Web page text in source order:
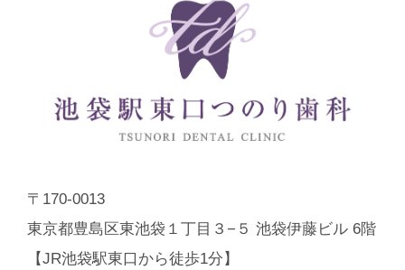
〒170-0013
東京都豊島区東池袋１丁目３−５ 池袋伊藤ビル 6階
【JR池袋駅東口から徒歩1分】